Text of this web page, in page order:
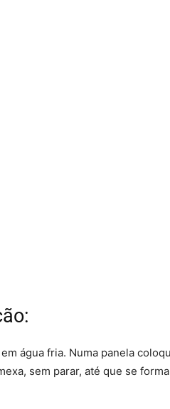
água fria. Numa panela
sem parar, até que se